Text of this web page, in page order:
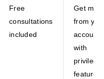
Free
consultations
included
Get most
from
account
with
features